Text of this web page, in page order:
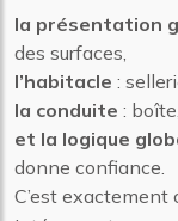
la présentation
des surfaces,
l’habitacle :
la conduite :
et la logique
donne confiance.
C’est exactement